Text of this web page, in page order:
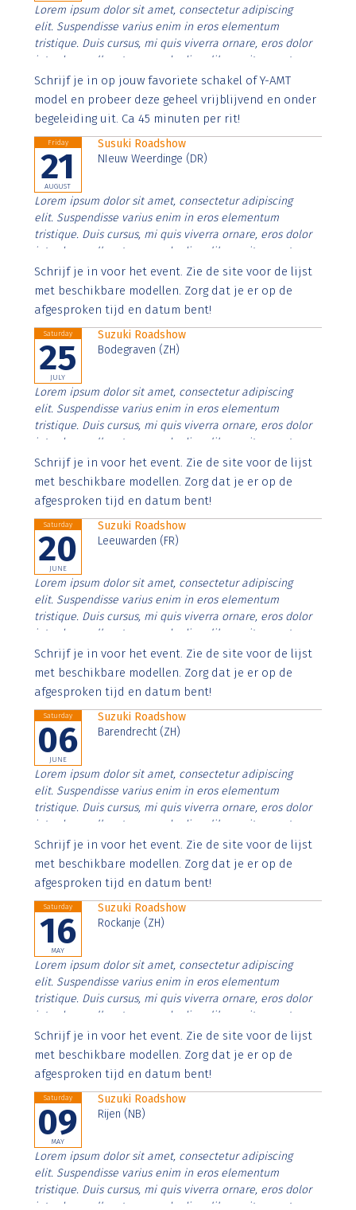
Lorem ipsum dolor sit amet, consectetur adipiscing
elit. Suspendisse varius enim in eros elementum
tristique. Duis cursus, mi quis viverra ornare, eros dolor
interdum nulla, ut commodo diam libero vitae erat.
Aenean faucibus nibh et justo cursus id rutrum lorem
imperdiet. Nunc ut sem vitae risus tristique posuere.
Schrijf je in op jouw favoriete schakel of Y-AMT
model en probeer deze geheel vrijblijvend en onder
begeleiding uit. Ca 45 minuten per rit!
Friday
21
AUGUST
Susuki Roadshow
NIeuw Weerdinge (DR)
Lorem ipsum dolor sit amet, consectetur adipiscing
elit. Suspendisse varius enim in eros elementum
tristique. Duis cursus, mi quis viverra ornare, eros dolor
interdum nulla, ut commodo diam libero vitae erat.
Aenean faucibus nibh et justo cursus id rutrum lorem
imperdiet. Nunc ut sem vitae risus tristique posuere.
Schrijf je in voor het event. Zie de site voor de lijst
met beschikbare modellen. Zorg dat je er op de
afgesproken tijd en datum bent!
Saturday
25
JULY
Suzuki Roadshow
Bodegraven (ZH)
Lorem ipsum dolor sit amet, consectetur adipiscing
elit. Suspendisse varius enim in eros elementum
tristique. Duis cursus, mi quis viverra ornare, eros dolor
interdum nulla, ut commodo diam libero vitae erat.
Aenean faucibus nibh et justo cursus id rutrum lorem
imperdiet. Nunc ut sem vitae risus tristique posuere.
Schrijf je in voor het event. Zie de site voor de lijst
met beschikbare modellen. Zorg dat je er op de
afgesproken tijd en datum bent!
Saturday
20
JUNE
Suzuki Roadshow
Leeuwarden (FR)
Lorem ipsum dolor sit amet, consectetur adipiscing
elit. Suspendisse varius enim in eros elementum
tristique. Duis cursus, mi quis viverra ornare, eros dolor
interdum nulla, ut commodo diam libero vitae erat.
Aenean faucibus nibh et justo cursus id rutrum lorem
imperdiet. Nunc ut sem vitae risus tristique posuere.
Schrijf je in voor het event. Zie de site voor de lijst
met beschikbare modellen. Zorg dat je er op de
afgesproken tijd en datum bent!
Saturday
06
JUNE
Suzuki Roadshow
Barendrecht (ZH)
Lorem ipsum dolor sit amet, consectetur adipiscing
elit. Suspendisse varius enim in eros elementum
tristique. Duis cursus, mi quis viverra ornare, eros dolor
interdum nulla, ut commodo diam libero vitae erat.
Aenean faucibus nibh et justo cursus id rutrum lorem
imperdiet. Nunc ut sem vitae risus tristique posuere.
Schrijf je in voor het event. Zie de site voor de lijst
met beschikbare modellen. Zorg dat je er op de
afgesproken tijd en datum bent!
Saturday
16
MAY
Suzuki Roadshow
Rockanje (ZH)
Lorem ipsum dolor sit amet, consectetur adipiscing
elit. Suspendisse varius enim in eros elementum
tristique. Duis cursus, mi quis viverra ornare, eros dolor
interdum nulla, ut commodo diam libero vitae erat.
Aenean faucibus nibh et justo cursus id rutrum lorem
imperdiet. Nunc ut sem vitae risus tristique posuere.
Schrijf je in voor het event. Zie de site voor de lijst
met beschikbare modellen. Zorg dat je er op de
afgesproken tijd en datum bent!
Saturday
09
MAY
Suzuki Roadshow
Rijen (NB)
Lorem ipsum dolor sit amet, consectetur adipiscing
elit. Suspendisse varius enim in eros elementum
tristique. Duis cursus, mi quis viverra ornare, eros dolor
interdum nulla, ut commodo diam libero vitae erat.